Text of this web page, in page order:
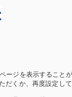
ージを表示することが
だくか、再度設定して